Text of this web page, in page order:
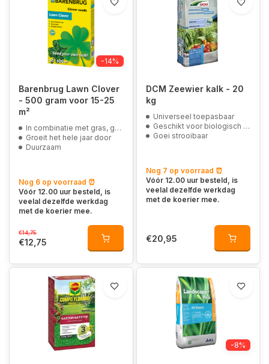
-14%
Barenbrug Lawn Clover
- 500 gram voor 15-25
m²
In combinatie met gras, geschikt voor sportgazons
Groeit het hele jaar door
Duurzaam
Nog 6 op voorraad ⏰
Vóór 12.00 uur besteld, is
veelal dezelfde werkdag
met de koerier mee.
€14,75
€12,75
DCM Zeewier kalk - 20
kg
Universeel toepasbaar
Geschikt voor biologisch landbouw
Goei strooibaar
Nog 7 op voorraad ⏰
Vóór 12.00 uur besteld, is
veelal dezelfde werkdag
met de koerier mee.
€20,95
-8%